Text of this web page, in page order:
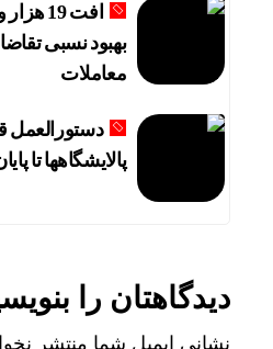
افت
بهبود نسبی
معاملات
دستورالعمل
پالایشگاهها تا
دیدگاهتان را
نشانی ایمیل شما منتشر